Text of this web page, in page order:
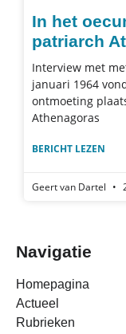
In het
patriarch
Interview met
januari 1964
ontmoeting
Athenagoras
BERICHT LEZEN
Geert van Dartel
Navigatie
Homepagina
Actueel
Rubrieken